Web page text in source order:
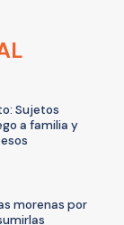
Sujetos
a familia y
morenas por